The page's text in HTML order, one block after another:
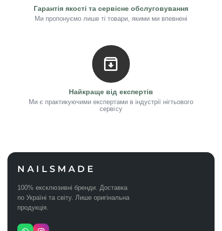
Гарантія якості та сервісне обслуговування
Ми пропонуємо лише ті товари, якими ми впевнені
Найкраще від експертів
Ми є практикуючими експертами в індустрії нігтьового
сервісу
NAILSMADE
100% ексклюзивні бренди. Доставка
по Україні та світу. Лише оригінальна
продукція.